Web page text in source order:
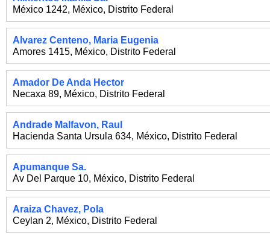
México 1242, México, Distrito Federal
Alvarez Centeno, Maria Eugenia
Amores 1415, México, Distrito Federal
Amador De Anda Hector
Necaxa 89, México, Distrito Federal
Andrade Malfavon, Raul
Hacienda Santa Ursula 634, México, Distrito Federal
Apumanque Sa.
Av Del Parque 10, México, Distrito Federal
Araiza Chavez, Pola
Ceylan 2, México, Distrito Federal